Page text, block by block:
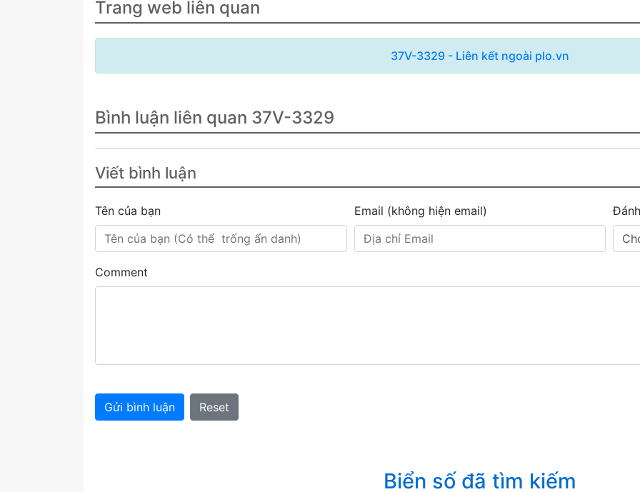
Trang web liên quan
37V-3329 - Liên kết ngoài plo.vn
Bình luận liên quan 37V-3329
Viết bình luận
Tên của bạn Email (không hiện email)
Comment
Gửi bình luận Reset
Biển số đã tìm kiếm